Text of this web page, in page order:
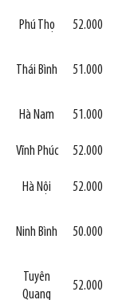
Phú Thọ 52.000
Thái Bình 51.000
Hà Nam 51.000
Vĩnh Phúc 52.000
Hà Nội 52.000
Ninh Bình 50.000
Tuyên
Quang
52.000